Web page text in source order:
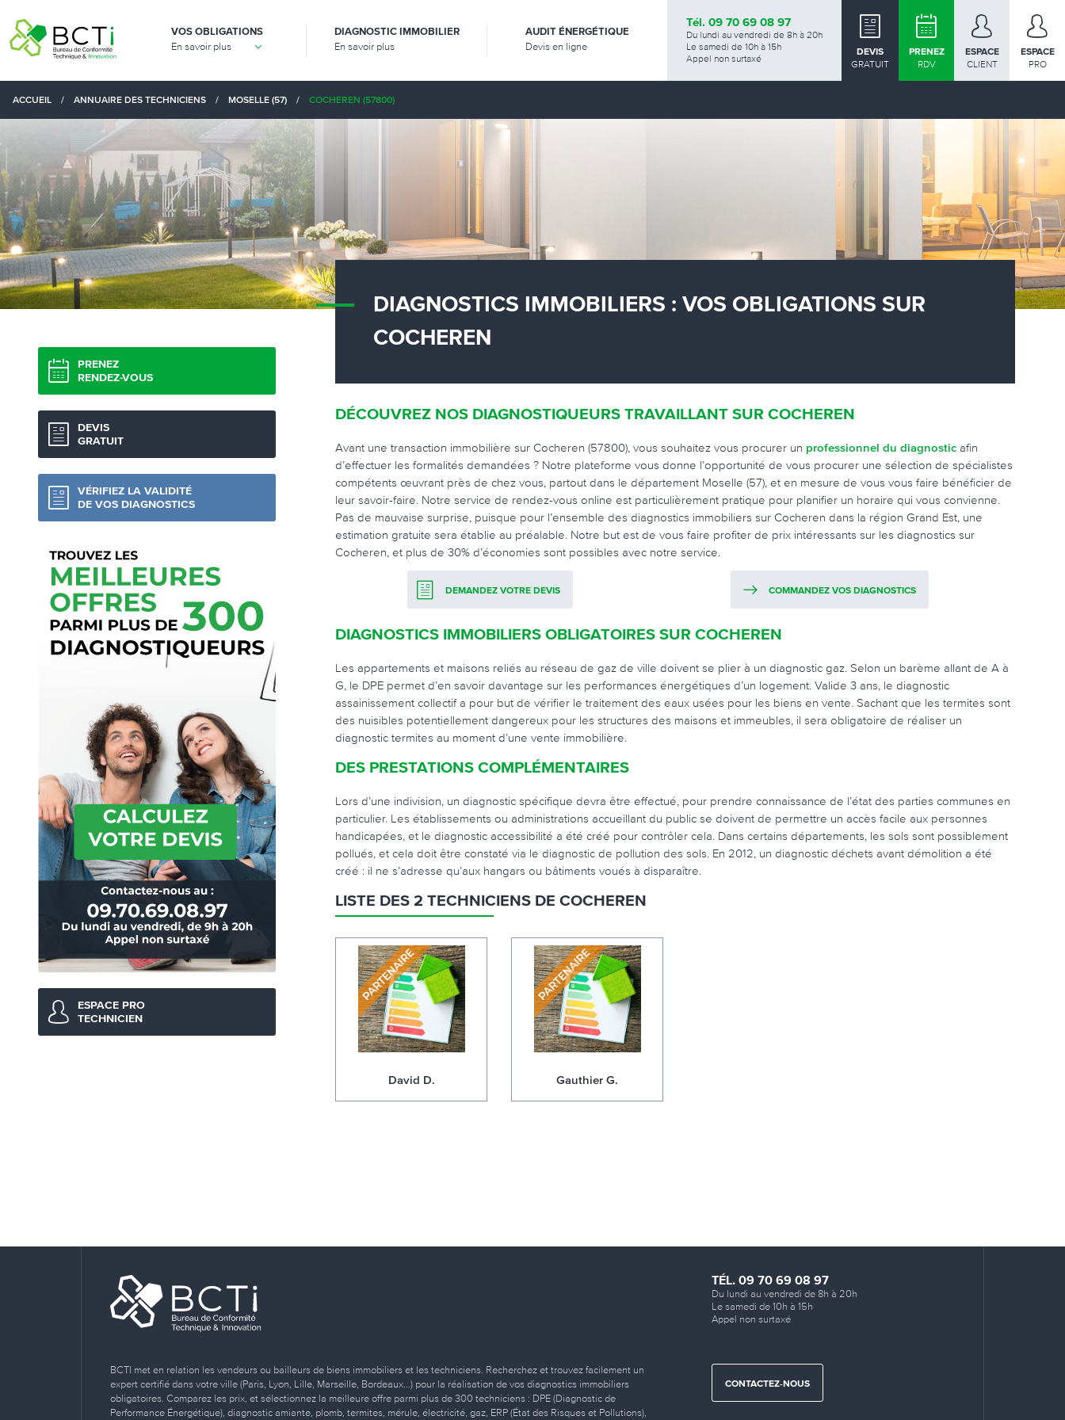
VOS OBLIGATIONS
En savoir plus
DIAGNOSTIC IMMOBILIER
En savoir plus
AUDIT ÉNERGÉTIQUE
Devis en ligne
Tél. 09 70 69 08 97
Du lundi au vendredi de 8h à 20h
Le samedi de 10h à 15h
Appel non surtaxé
DEVIS
GRATUIT
PRENEZ
RDV
ESPACE
CLIENT
ESPACE
PRO
ACCUEIL / ANNUAIRE DES TECHNICIENS / MOSELLE (57) / COCHEREN (57800)
PRENEZ
RENDEZ-VOUS
DEVIS
GRATUIT
VÉRIFIEZ LA VALIDITÉ
DE VOS DIAGNOSTICS
ESPACE PRO
TECHNICIEN
DIAGNOSTICS IMMOBILIERS : VOS OBLIGATIONS SUR
COCHEREN
DÉCOUVREZ NOS DIAGNOSTIQUEURS TRAVAILLANT SUR COCHEREN
Avant une transaction immobilière sur Cocheren (57800), vous souhaitez vous procurer un professionnel du diagnostic afin
d’effectuer les formalités demandées ? Notre plateforme vous donne l’opportunité de vous procurer une sélection de spécialistes
compétents œuvrant près de chez vous, partout dans le département Moselle (57), et en mesure de vous vous faire bénéficier de
leur savoir-faire. Notre service de rendez-vous online est particulièrement pratique pour planifier un horaire qui vous convienne.
Pas de mauvaise surprise, puisque pour l’ensemble des diagnostics immobiliers sur Cocheren dans la région Grand Est, une
estimation gratuite sera établie au préalable. Notre but est de vous faire profiter de prix intéressants sur les diagnostics sur
Cocheren, et plus de 30% d’économies sont possibles avec notre service.
DEMANDEZ VOTRE DEVIS COMMANDEZ VOS DIAGNOSTICS
DIAGNOSTICS IMMOBILIERS OBLIGATOIRES SUR COCHEREN
Les appartements et maisons reliés au réseau de gaz de ville doivent se plier à un diagnostic gaz. Selon un barème allant de A à
G, le DPE permet d’en savoir davantage sur les performances énergétiques d’un logement. Valide 3 ans, le diagnostic
assainissement collectif a pour but de vérifier le traitement des eaux usées pour les biens en vente. Sachant que les termites sont
des nuisibles potentiellement dangereux pour les structures des maisons et immeubles, il sera obligatoire de réaliser un
diagnostic termites au moment d’une vente immobilière.
DES PRESTATIONS COMPLÉMENTAIRES
Lors d’une indivision, un diagnostic spécifique devra être effectué, pour prendre connaissance de l’état des parties communes en
particulier. Les établissements ou administrations accueillant du public se doivent de permettre un accès facile aux personnes
handicapées, et le diagnostic accessibilité a été créé pour contrôler cela. Dans certains départements, les sols sont possiblement
pollués, et cela doit être constaté via le diagnostic de pollution des sols. En 2012, un diagnostic déchets avant démolition a été
créé : il ne s’adresse qu’aux hangars ou bâtiments voués à disparaître.
LISTE DES 2 TECHNICIENS DE COCHEREN
David D. Gauthier G.
BCTI met en relation les vendeurs ou bailleurs de biens immobiliers et les techniciens. Recherchez et trouvez facilement un
expert certifié dans votre ville (Paris, Lyon, Lille, Marseille, Bordeaux…) pour la réalisation de vos diagnostics immobiliers
obligatoires. Comparez les prix, et sélectionnez la meilleure offre parmi plus de 300 techniciens : DPE (Diagnostic de
Performance Énergétique), diagnostic amiante, plomb, termites, mérule, électricité, gaz, ERP (État des Risques et Pollutions),
TÉL. 09 70 69 08 97
Du lundi au vendredi de 8h à 20h
Le samedi de 10h à 15h
Appel non surtaxé
CONTACTEZ-NOUS